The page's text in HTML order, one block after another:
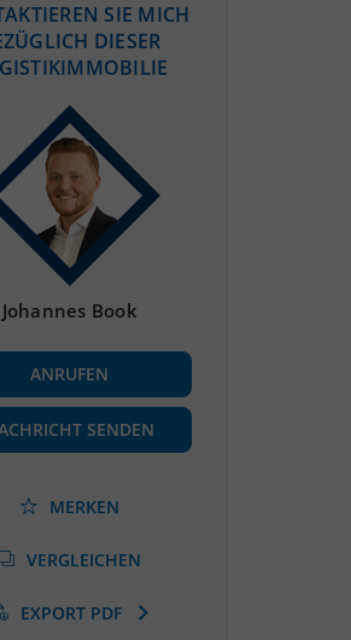
SIE MICH
DIESER
Johannes Book
ANRUFEN
SENDEN
MERKEN
VERGLEICHEN
EXPORT PDF